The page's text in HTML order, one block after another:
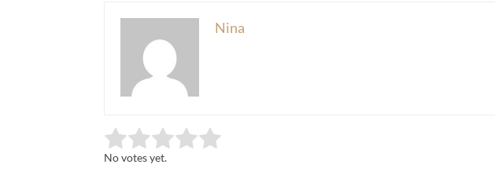
Nina
Rate this item: Submit Rating
No votes yet.